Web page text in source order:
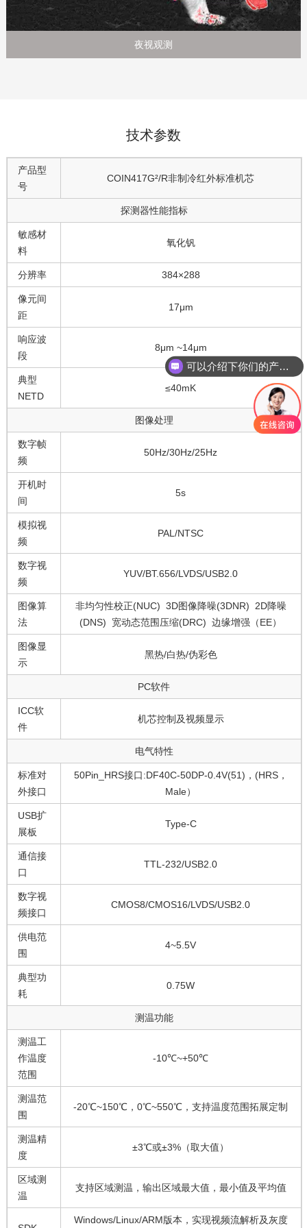
夜视观测
技术参数
产品型
号
COIN417G²/R非制冷红外标准机芯
探测器性能指标
敏感材
料
氧化钒
分辨率 384×288
像元间
距
17μm
响应波
段
8μm ~14μm
典型
NETD
≤40mK
图像处理
数字帧
频
50Hz/30Hz/25Hz
开机时
间
5s
模拟视
频
PAL/NTSC
数字视
频
YUV/BT.656/LVDS/USB2.0
图像算
法
非均匀性校正(NUC) 3D图像降噪(3DNR) 2D降噪
(DNS) 宽动态范围压缩(DRC) 边缘增强（EE）
图像显
示
黑热/白热/伪彩色
PC软件
ICC软
件
机芯控制及视频显示
电气特性
标准对
外接口
50Pin_HRS接口:DF40C-50DP-0.4V(51)，(HRS，
Male）
USB扩
展板
Type-C
通信接
口
TTL-232/USB2.0
数字视
频接口
CMOS8/CMOS16/LVDS/USB2.0
供电范
围
4~5.5V
典型功
耗
0.75W
测温功能
测温工
作温度
范围
-10℃~+50℃
测温范
围
-20℃~150℃，0℃~550℃，支持温度范围拓展定制
测温精
度
±3℃或±3%（取大值）
区域测
温
支持区域测温，输出区域最大值，最小值及平均值
Windows/Linux/ARM版本，实现视频流解析及灰度
红外探测器分辨率有哪些